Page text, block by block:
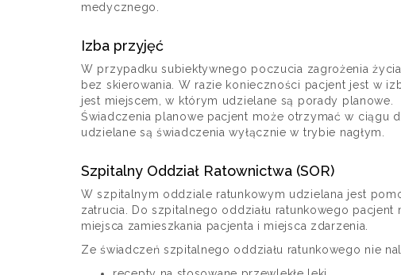
medycznego.
Izba przyjęć
W przypadku subiektywnego poczucia zagrożenia
bez skierowania. W razie konieczności pacjent jest w
jest miejscem, w którym udzielane są porady planowe.
Świadczenia planowe pacjent może otrzymać w ciągu
udzielane są świadczenia wyłącznie w trybie nagłym.
Szpitalny Oddział Ratownictwa (SOR)
W szpitalnym oddziale ratunkowym udzielana jest
zatrucia. Do szpitalnego oddziału ratunkowego
miejsca zamieszkania pacjenta i miejsca zdarzenia.
Ze świadczeń szpitalnego oddziału ratunkowego nie